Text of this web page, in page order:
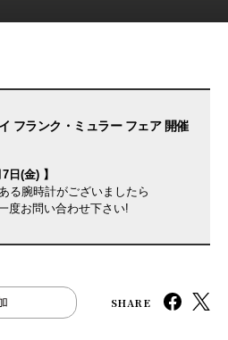
フランク・ミュラー フェア 開催
日(金) 】
る腕時計がございましたら
度お問い合わせ下さい!
SHARE